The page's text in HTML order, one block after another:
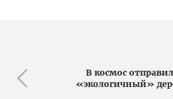
В космос
«экологичный»